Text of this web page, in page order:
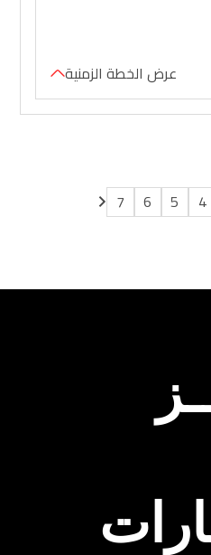
عرض الخطة الزمنية
4
5
6
7